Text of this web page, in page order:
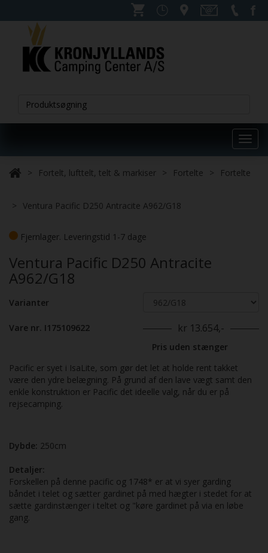
Fortelt, lufttelt, telt & markiser
Fortelte Fortelte
Ventura Pacific D250 Antracite A962/G18
Fjernlager. Leveringstid 1-7 dage
Ventura Pacific D250 Antracite
A962/G18
Varianter
Vare nr. I175109622 kr 13.654,-
Pris uden stænger
Pacific er syet i IsaLite, som gør det let at holde rent takket
være den ydre belægning. På grund af den lave vægt samt den
enkle konstruktion er Pacific det ideelle valg, når du er på
rejsecamping.
Dybde: 250cm
Detaljer:
Forskellen på denne pacific og 1748* er at vi syer garding
båndet i telet og sætter gardinet på med hægter i stedet for at
sætte gardinstænger i teltet og "køre gardinet på via en løbe
gang.